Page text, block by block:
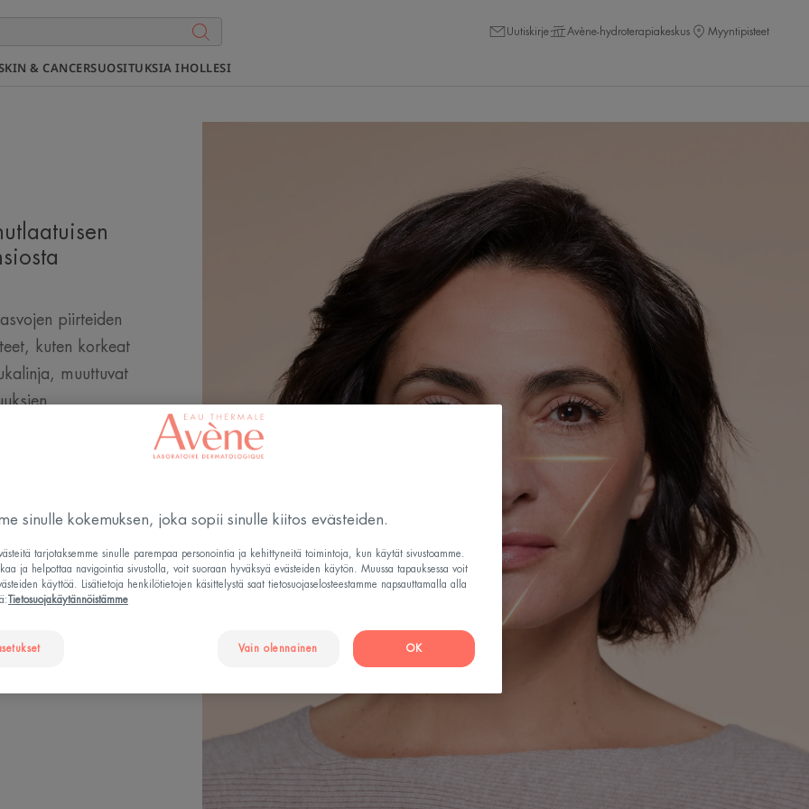
Uutiskirje Avène-hydroterapiakeskus Myyntipisteet
& CANCERSUOSITUKSIA IHOLLESI
piirteiden
kuten korkeat
muuttuvat
sarja
merkkiin ja
tehokkaan
ihon
tasoittaa ihon
sinulle kokemuksen, joka sopii sinulle kiitos evästeiden.
tarjotaksemme sinulle parempaa personointia ja kehittyneitä toimintoja, kun käytät sivustoamme.
ja helpottaa navigointia sivustolla, voit suoraan hyväksyä evästeiden käytön. Muussa tapauksessa voit
käyttöä. Lisätietoja henkilötietojen käsittelystä saat tietosuojaselosteestamme napsauttamalla alla
Tietosuojakäytännöistämme
Vain olennainen OK